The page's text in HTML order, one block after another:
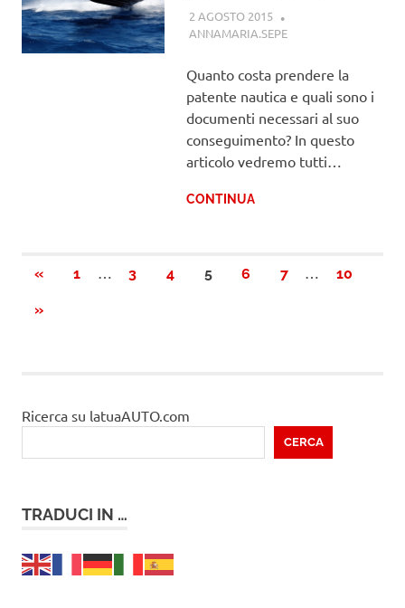
2 AGOSTO 2015
ANNAMARIA.SEPEPATENTE
Quanto costa prendere la
patente nautica e quali sono i
documenti necessari al suo
conseguimento? In questo
articolo vedremo tutti…
CONTINUA
Paginazione
degli
«PRECEDENTI
1 … 3 4 5 6 7 … 10
PROSSIMI
»
Ricerca su latuaAUTO.com
CERCA
TRADUCI IN …